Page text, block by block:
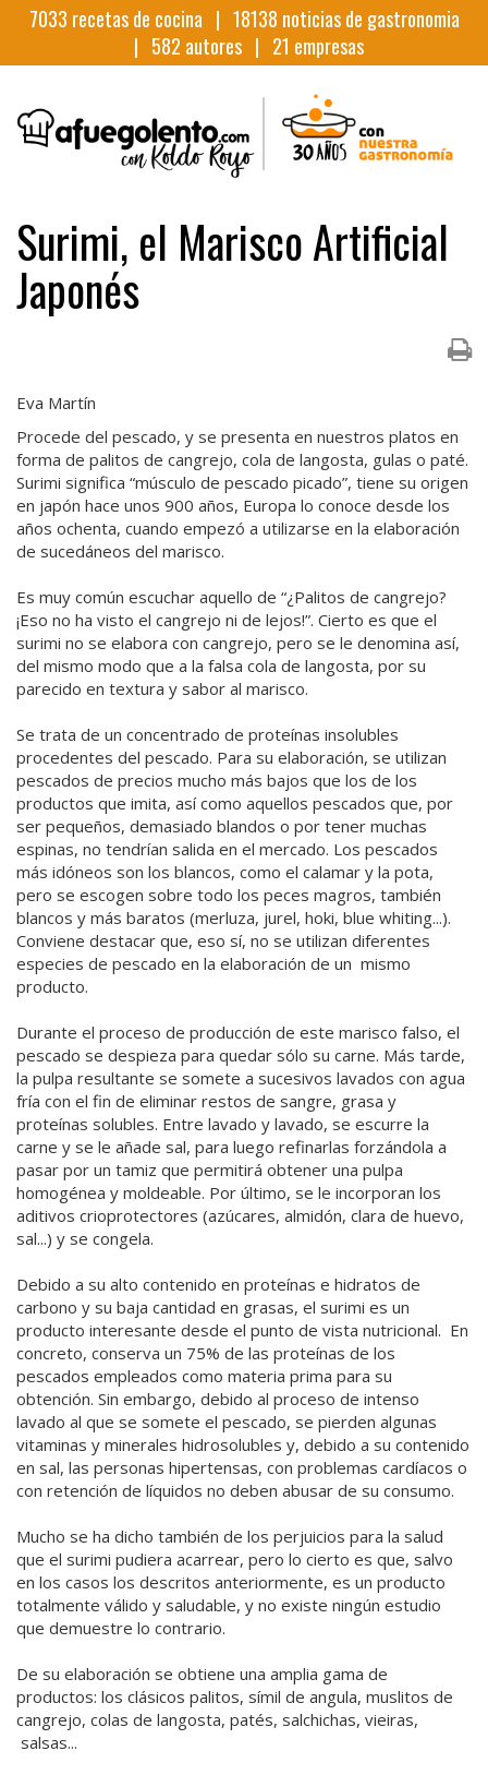
7033 recetas de cocina | 18138 noticias de gastronomia
| 582 autores | 21 empresas
Surimi, el Marisco Artificial
Japonés
Eva Martín
Procede del pescado, y se presenta en nuestros platos en
forma de palitos de cangrejo, cola de langosta, gulas o paté.
Surimi significa “músculo de pescado picado”, tiene su origen
en japón hace unos 900 años, Europa lo conoce desde los
años ochenta, cuando empezó a utilizarse en la elaboración
de sucedáneos del marisco.
Es muy común escuchar aquello de “¿Palitos de cangrejo?
¡Eso no ha visto el cangrejo ni de lejos!”. Cierto es que el
surimi no se elabora con cangrejo, pero se le denomina así,
del mismo modo que a la falsa cola de langosta, por su
parecido en textura y sabor al marisco.
Se trata de un concentrado de proteínas insolubles
procedentes del pescado. Para su elaboración, se utilizan
pescados de precios mucho más bajos que los de los
productos que imita, así como aquellos pescados que, por
ser pequeños, demasiado blandos o por tener muchas
espinas, no tendrían salida en el mercado. Los pescados
más idóneos son los blancos, como el calamar y la pota,
pero se escogen sobre todo los peces magros, también
blancos y más baratos (merluza, jurel, hoki, blue whiting...).
Conviene destacar que, eso sí, no se utilizan diferentes
especies de pescado en la elaboración de un mismo
producto.
Durante el proceso de producción de este marisco falso, el
pescado se despieza para quedar sólo su carne. Más tarde,
la pulpa resultante se somete a sucesivos lavados con agua
fría con el fin de eliminar restos de sangre, grasa y
proteínas solubles. Entre lavado y lavado, se escurre la
carne y se le añade sal, para luego refinarlas forzándola a
pasar por un tamiz que permitirá obtener una pulpa
homogénea y moldeable. Por último, se le incorporan los
aditivos crioprotectores (azúcares, almidón, clara de huevo,
sal...) y se congela.
Debido a su alto contenido en proteínas e hidratos de
carbono y su baja cantidad en grasas, el surimi es un
producto interesante desde el punto de vista nutricional. En
concreto, conserva un 75% de las proteínas de los
pescados empleados como materia prima para su
obtención. Sin embargo, debido al proceso de intenso
lavado al que se somete el pescado, se pierden algunas
vitaminas y minerales hidrosolubles y, debido a su contenido
en sal, las personas hipertensas, con problemas cardíacos o
con retención de líquidos no deben abusar de su consumo.
Mucho se ha dicho también de los perjuicios para la salud
que el surimi pudiera acarrear, pero lo cierto es que, salvo
en los casos los descritos anteriormente, es un producto
totalmente válido y saludable, y no existe ningún estudio
que demuestre lo contrario.
De su elaboración se obtiene una amplia gama de
productos: los clásicos palitos, símil de angula, muslitos de
cangrejo, colas de langosta, patés, salchichas, vieiras,
salsas...